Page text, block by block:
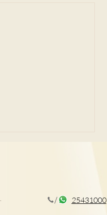
25431000